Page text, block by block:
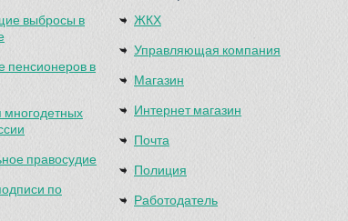
выбросы в
в
многодетных
правосудие
по
ЖКХ
Управляющая компания
Магазин
Интернет магазин
Почта
Полиция
Работодатель